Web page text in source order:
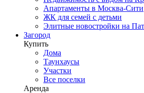
Апартаменты в Москва-Сити
ЖК для семей с детьми
Элитные новостройки на
Загород
Купить
Дома
Таунхаусы
Участки
Все поселки
Аренда